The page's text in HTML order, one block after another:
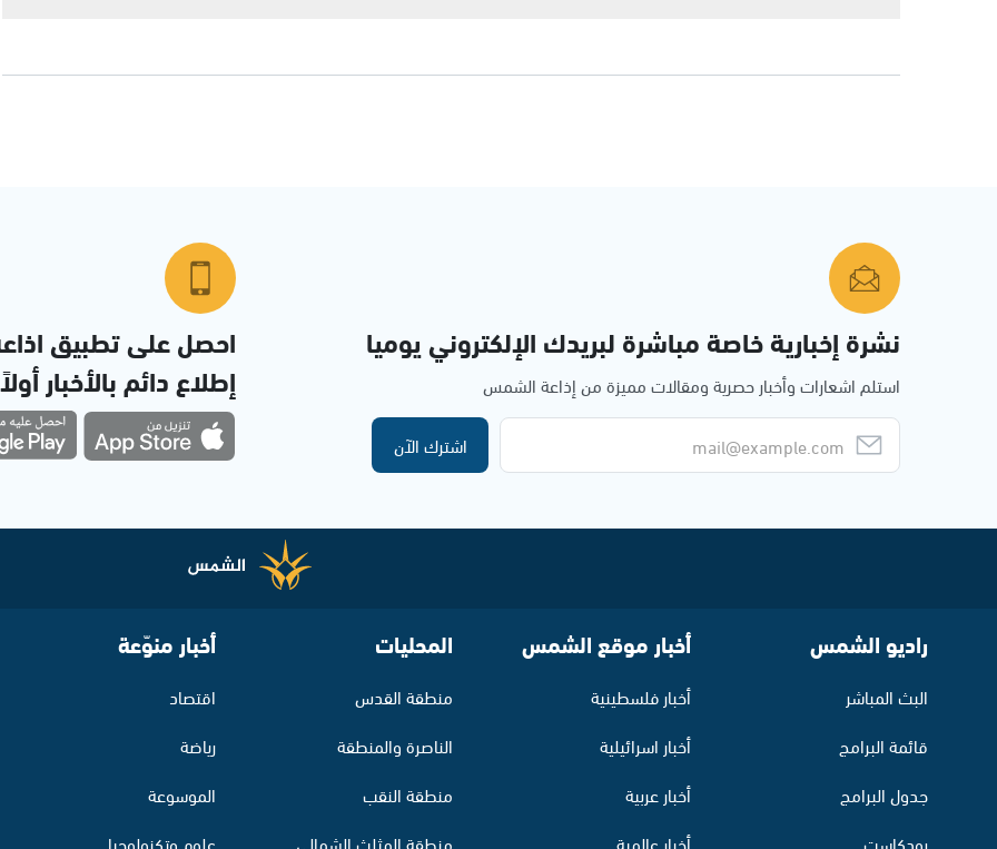
نشرة إخبارية خاصة مباشرة لبريدك الإلكتروني يوميا
استلم اشعارات وأخبار حصرية ومقالات مميزة من إذاعة الشمس
اشترك الآن
احصل على تطبيق
إطلاع دائم بالأخبار
راديو الشمس
البث المباشر
قائمة البرامج
جدول البرامج
أخبار موقع الشمس
أخبار فلسطينية
أخبار اسرائيلية
أخبار عربية
المحليات
منطقة القدس
الناصرة والمنطقة
منطقة النقب
أخبار منوّعة
اقتصاد
رياضة
الموسوعة